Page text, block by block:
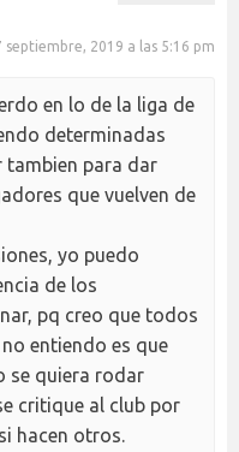
septiembre, 2019 a las 5:16 pm
en lo de la liga de
determinadas
tambien para dar
que vuelven de
yo puedo
de los
pq creo que todos
entiendo es que
se quiera rodar
critique al club por
hacen otros.